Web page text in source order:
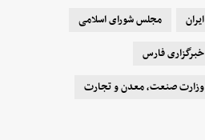
ایران
مجلس شورای اسلامی
خبرگزاری فارس
وزارت صنعت، معدن و تجارت